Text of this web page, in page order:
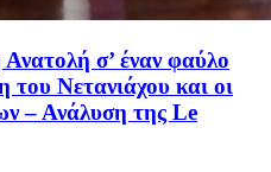
σ’ έναν φαύλο
Νετανιάχου και οι
– Ανάλυση της Le